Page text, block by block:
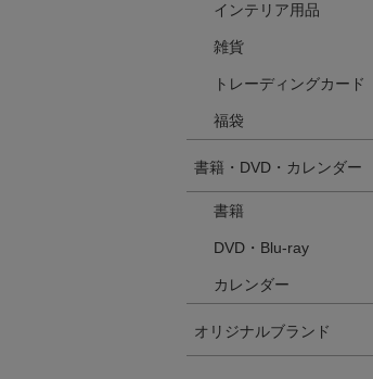
インテリア用品
雑貨
トレーディングカード
福袋
書籍・DVD・カレンダー
書籍
DVD・Blu-ray
カレンダー
オリジナルブランド